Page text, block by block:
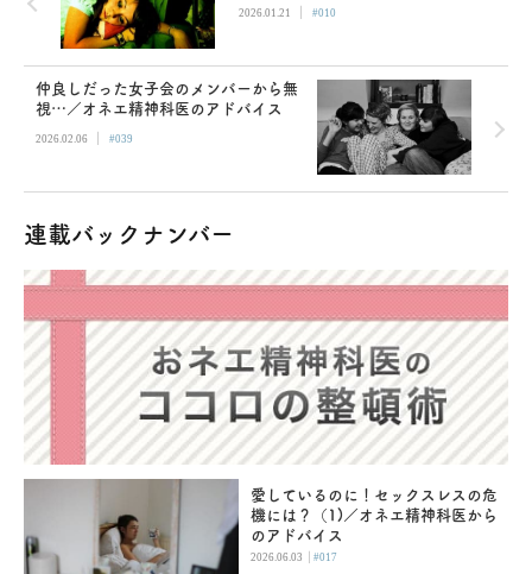
2026.01.21 | #010
仲良しだった女子会のメンバーから無
視…／オネエ精神科医のアドバイス
2026.02.06 | #039
連載バックナンバー
愛しているのに！セックスレスの危
機には？（1)／オネエ精神科医から
のアドバイス
2026.06.03 |#017